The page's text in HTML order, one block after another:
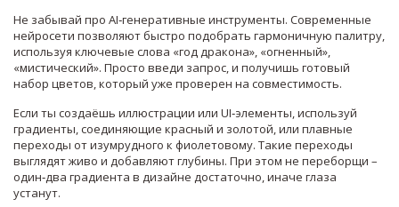
Не забывай про AI‑генеративные инструменты. Современные
нейросети позволяют быстро подобрать гармоничную палитру,
используя ключевые слова «год дракона», «огненный»,
«мистический». Просто введи запрос, и получишь готовый
набор цветов, который уже проверен на совместимость.
Если ты создаёшь иллюстрации или UI‑элементы, используй
градиенты, соединяющие красный и золотой, или плавные
переходы от изумрудного к фиолетовому. Такие переходы
выглядят живо и добавляют глубины. При этом не переборщи –
один‑два градиента в дизайне достаточно, иначе глаза
устанут.